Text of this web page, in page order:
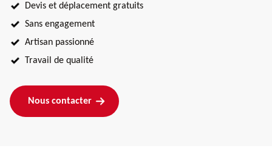
Devis et déplacement gratuits
Sans engagement
Artisan passionné
Travail de qualité
Nous contacter